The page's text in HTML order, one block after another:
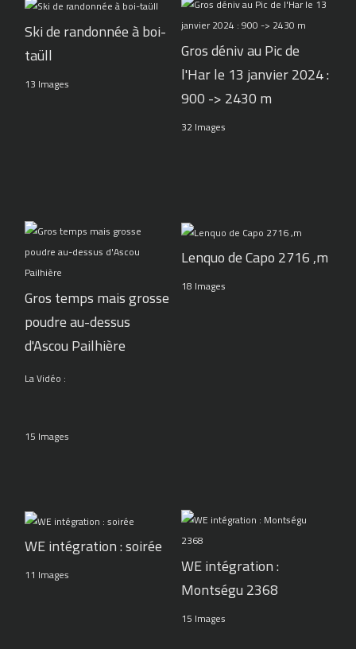
Ski de randonnée à boi-
taüll
13 Images
Gros déniv au Pic de
l'Har le 13 janvier 2024 :
900 -> 2430 m
32 Images
Gros temps mais grosse
poudre au-dessus
d'Ascou Pailhière
La Vidéo :
15 Images
Lenquo de Capo 2716 ,m
18 Images
WE intégration : soirée
11 Images
WE intégration :
Montségu 2368
15 Images